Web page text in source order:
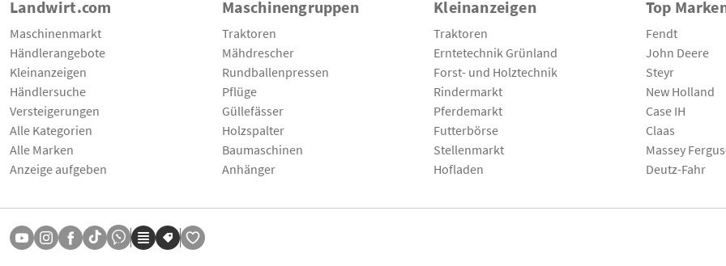
Landwirt.com
Maschinenmarkt
Händlerangebote
Kleinanzeigen
Händlersuche
Versteigerungen
Alle Kategorien
Alle Marken
Anzeige aufgeben
Maschinengruppen
Traktoren
Mähdrescher
Rundballenpressen
Pflüge
Güllefässer
Holzspalter
Baumaschinen
Anhänger
Kleinanzeigen
Traktoren
Erntetechnik Grünland
Forst- und Holztechnik
Rindermarkt
Pferdemarkt
Futterbörse
Stellenmarkt
Hofladen
Top
Fendt
John Deere
Steyr
New Holland
Case IH
Claas
Massey
Deutz-Fahr